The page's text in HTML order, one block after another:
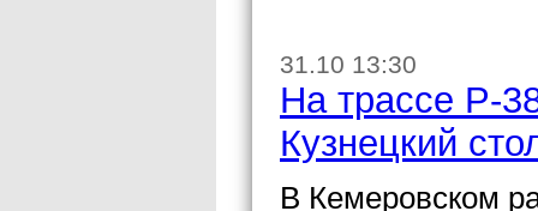
31.10 13:30
На трассе Р-
Кузнецкий
В Кемеровском